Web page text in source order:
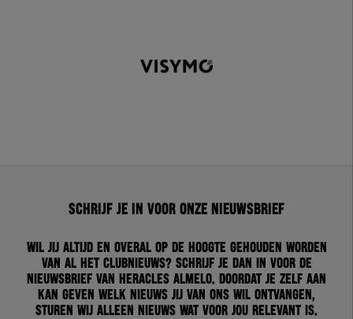
Schrijf je in voor onze nieuwsbrief
Wil jij altijd en overal op de hoogte gehouden worden
van al het clubnieuws? Schrijf je dan in voor de
nieuwsbrief van Heracles Almelo. Doordat je zelf aan
kan geven welk nieuws jij van ons wil ontvangen,
sturen wij alleen nieuws wat voor jou relevant is.